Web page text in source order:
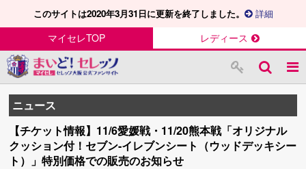
このサイトは2020年3月31日に更新を終了しました。 詳細
マイセレTOP レディース
ニュース
【チケット情報】11/6愛媛戦・11/20熊本戦「オリジナル
クッション付！セブン-イレブンシート（ウッドデッキシー
ト）」特別価格での販売のお知らせ